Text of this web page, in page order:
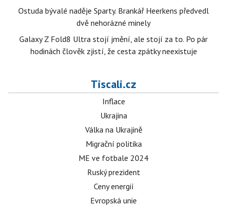
Ostuda bývalé naděje Sparty. Brankář Heerkens předvedl
dvě nehorázné minely
Galaxy Z Fold8 Ultra stojí jmění, ale stojí za to. Po pár
hodinách člověk zjistí, že cesta zpátky neexistuje
Tiscali.cz
Inflace
Ukrajina
Válka na Ukrajině
Migrační politika
ME ve fotbale 2024
Ruský prezident
Ceny energií
Evropská unie